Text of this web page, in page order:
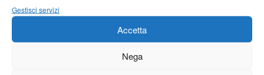
Gestisci servizi
Accetta
Nega